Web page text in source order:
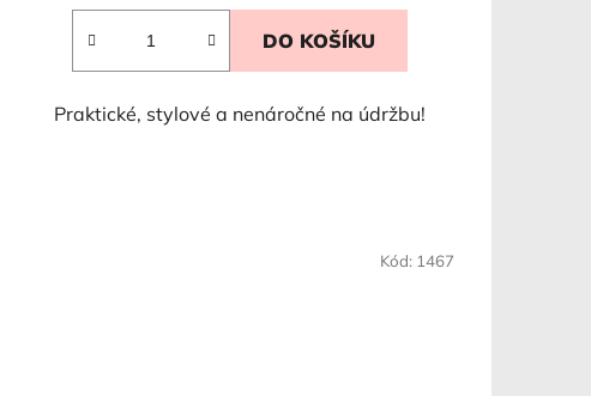
DO KOŠÍKU
Praktické, stylové a nenáročné na údržbu!
Kód: 1467